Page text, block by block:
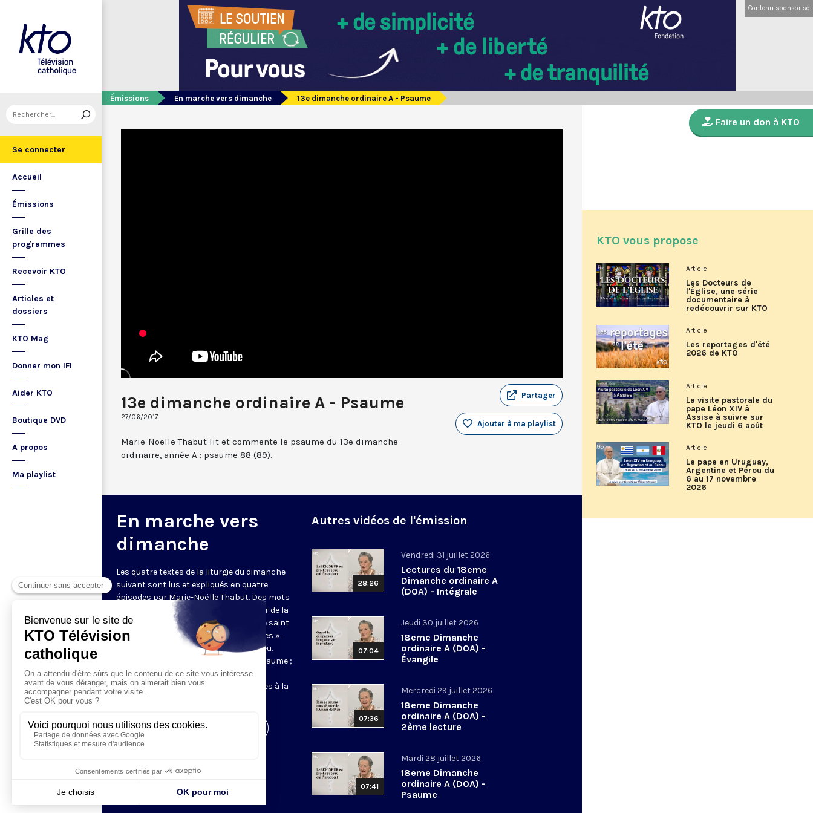
Se connecter
Accueil
Émissions
Grille des
programmes
Recevoir KTO
Articles et
dossiers
KTO Mag
Donner mon IFI
Aider KTO
Boutique DVD
A propos
Ma playlist
Contenu sponsorisé
Émissions En marche vers dimanche 13e dimanche ordinaire A - Psaume
13e dimanche ordinaire A - Psaume
27/06/2017
Partager
Ajouter à ma playlist
Marie-Noëlle Thabut lit et commente le psaume du 13e dimanche
ordinaire, année A : psaume 88 (89).
En marche vers
dimanche
Les quatre textes de la liturgie du dimanche
suivant sont lus et expliqués en quatre
épisodes par Marie-Noëlle Thabut. Des mots
simples et lumineux pour aller au cœur de la
Révélation biblique, entrer dans ce que saint
Luc appelle « l’intelligence des Écritures ».
Chaque jour, vivez avec la Parole de Dieu.
Lundi, la première lecture ; mardi, le psaume ;
mercredi, la deuxième lecture ; jeudi,
l’Évangile ; vendredi, les quatre épisodes à la
Visiter la page de l'émission
Autres vidéos de l'émission
28:26
Vendredi 31 juillet 2026
Lectures du 18eme
Dimanche ordinaire A
(DOA) - Intégrale
07:04
Jeudi 30 juillet 2026
18eme Dimanche
ordinaire A (DOA) -
Évangile
07:36
Mercredi 29 juillet 2026
18eme Dimanche
ordinaire A (DOA) -
2ème lecture
07:41
Mardi 28 juillet 2026
18eme Dimanche
ordinaire A (DOA) -
Psaume
Faire un don à KTO
KTO vous propose
Article
Les Docteurs de
l'Église, une série
documentaire à
redécouvrir sur KTO
Article
Les reportages d'été
2026 de KTO
Article
La visite pastorale du
pape Léon XIV à
Assise à suivre sur
KTO le jeudi 6 août
Article
Le pape en Uruguay,
Argentine et Pérou du
6 au 17 novembre
2026